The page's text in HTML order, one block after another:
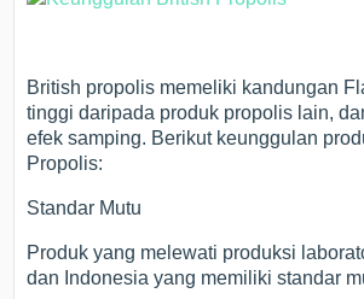
British propolis memeliki kandungan
tinggi daripada produk propolis lain,
efek samping. Berikut keunggulan
Propolis:
Standar Mutu
Produk yang melewati produksi
dan Indonesia yang memiliki standar